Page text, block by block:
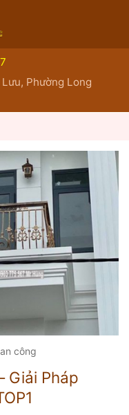
Phường Long
công
Giải Pháp